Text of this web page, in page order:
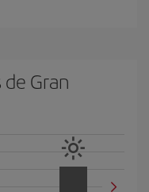
Gran